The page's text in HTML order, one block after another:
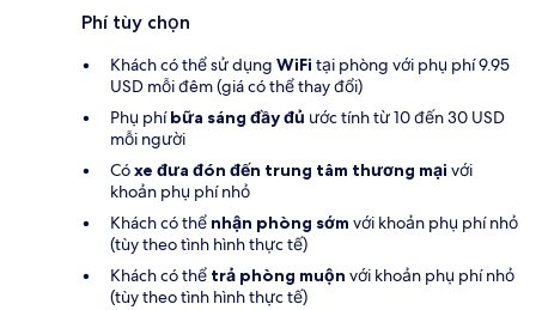
Phí tùy chọn
Khách có thể sử dụng WiFi tại phòng với phụ phí 9.95
USD mỗi đêm (giá có thể thay đổi)
Phụ phíbữa sáng đầy đủ ước tính từ 10 đến 30 USD
mỗi người
Cóxe đưa đón đến trung tâm thương mại với
khoản phụ phí nhỏ
Khách có thể nhận phòng sớm với khoản phụ phí nhỏ
(tùy theo tình hình thực tế)
Khách có thể trả phòng muộn với khoản phụ phí nhỏ
(tùy theo tình hình thực tế)